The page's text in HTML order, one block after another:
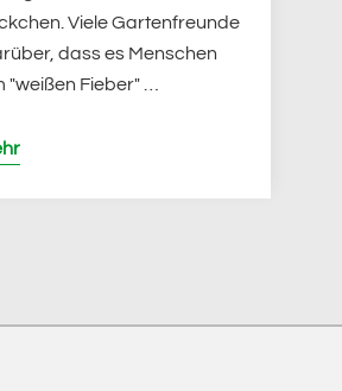
Viele Gartenfreunde
dass es Menschen
"weißen Fieber" …